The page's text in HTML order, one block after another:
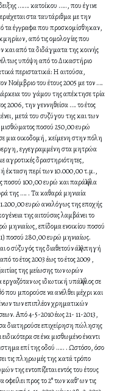
……. κατοίκου ….., που έγινε
στα ταυτάριθμα με την
τα έγγραφα που προσκομίσθηκαν,
από τις ομολογίες που
και από τα διδάγματα της κοινής
υπόψη από το Δικαστήριο
περιστατικά: Η αιτούσα,
Νοέμβριο του έτους 2005 με τον ….
του γάμου της απέκτησε τρία
2006, την γεννηθείσα …. το έτος
μετά του συζύγου της και των
μισθώματος ποσού 250,00 ευρώ
μια οικοδομή, κείμενη στην πόλη
εγγεγραμμένη στα μητρώα
αγροτικές δραστηριότητες,
έκταση περί των 10.000,00 τ.μ.,
ποσού 100,00 ευρώ και παράλληλα
της …. . Τα καθαρά μηνιαία
ευρώ αναλόγως της εποχής
της αιτούσας λαμβάνει το
μηνιαίως, επίδομα ενοικίου ποσού
ποσού 280,00 ευρώ μηνιαίως.
ο σύζυγός της διαθετούν άλλη πηγή
το έτος 2003 έως το έτος 2009 ,
της μείωσης των ωρών
ως ιδιωτική υπάλληλος σε
μπορούσε να ανέλθει μέχρι και
των επιπλέον χρηματικών
Από 4-5-2010 έως 21- 11-2013,
διατηρούσε επιχείρηση πώλησης
σε ένα μισθωμένο έναντι
επί της οδού ….. . Ωστόσο, όσο
τις πληρωμές της κατά τρόπο
της εντοπίζεται εντός του έτους
προς το 2° των καθ’ ων τις